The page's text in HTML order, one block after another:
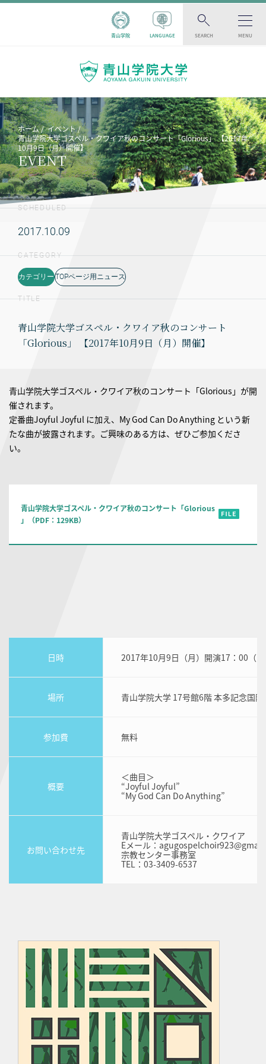
青山学院 LANGUAGE SEARCH MENU
ホーム
イベント
青山学院大学ゴスペル・クワイア秋のコンサート「Glorious」 【2017年
10月9日（月）開催】
EVENT
SCHEDULED
2017.10.09
CATEGORY
カテゴリー TOPページ用ニュース
TITLE
青山学院大学ゴスペル・クワイア秋のコンサート
「Glorious」 【2017年10月9日（月）開催】
青山学院大学ゴスペル・クワイア秋のコンサート「Glorious」が開
催されます。
定番曲Joyful Joyful に加え、My God Can Do Anything という新
たな曲が披露されます。ご興味のある方は、ぜひご参加くださ
い。
青山学院大学ゴスペル・クワイア秋のコンサート「Glorious
」（PDF：129KB）
日時 2017年10月9日（月）開演17：00（
場所 青山学院大学 17号館6階 本多記念国
参加費 無料
概要
＜曲目＞
“Joyful Joyful”
“My God Can Do Anything”
お問い合わせ先
青山学院大学ゴスペル・クワイア
Eメール：
宗教センター事務室
TEL：03-3409-6537